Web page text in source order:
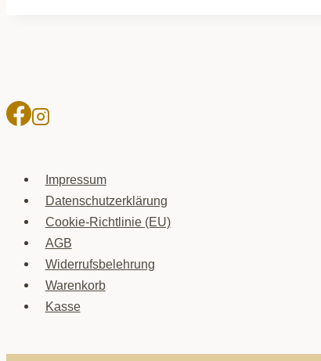
Impressum
Datenschutzerklärung
Cookie-Richtlinie (EU)
AGB
Widerrufsbelehrung
Warenkorb
Kasse